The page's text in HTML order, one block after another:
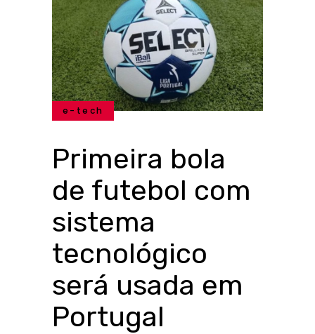
e-tech
Primeira bola
de futebol com
sistema
tecnológico
será usada em
Portugal